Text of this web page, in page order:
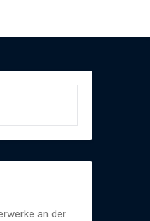
an der